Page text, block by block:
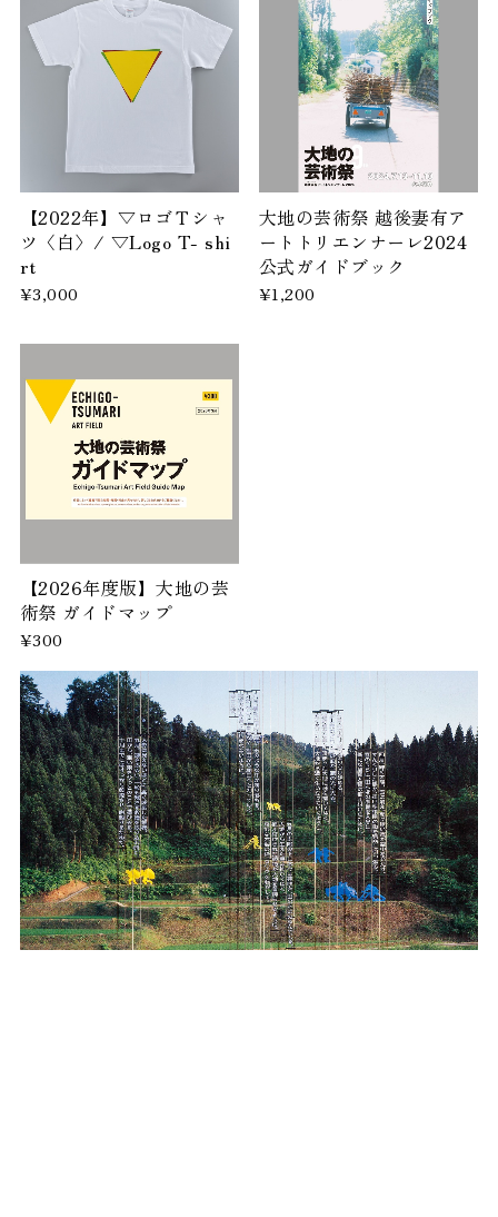
【2022年】▽ロゴＴシャ
ツ〈白〉/ ▽Logo T- shi
rt
¥3,000
大地の芸術祭 越後妻有ア
ートトリエンナーレ2024
公式ガイドブック
¥1,200
【2026年度版】大地の芸
術祭 ガイドマップ
¥300